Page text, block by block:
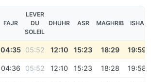
FAJR
LEVER
DU
SOLEIL
DHUHR ASR MAGHRIB ISHA
04:35 05:52 12:10 15:23 18:29 19:59
04:36 05:52 12:10 15:23 18:28 19:58